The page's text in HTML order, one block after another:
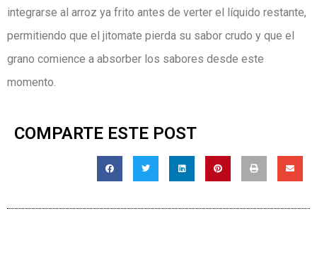
integrarse al arroz ya frito antes de verter el líquido restante,
permitiendo que el jitomate pierda su sabor crudo y que el
grano comience a absorber los sabores desde este
momento.
COMPARTE ESTE POST